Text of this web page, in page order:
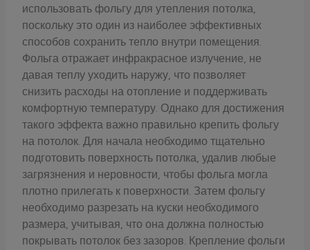
использовать фольгу для утепления потолка,
поскольку это один из наиболее эффективных
способов сохранить тепло внутри помещения.
Фольга отражает инфракрасное излучение, не
давая теплу уходить наружу, что позволяет
снизить расходы на отопление и поддерживать
комфортную температуру. Однако для достижения
такого эффекта важно правильно крепить фольгу
на потолок. Для начала необходимо тщательно
подготовить поверхность потолка, удалив любые
загрязнения и неровности, чтобы фольга могла
плотно прилегать к поверхности. Затем фольгу
необходимо разрезать на куски необходимого
размера, учитывая, что она должна полностью
покрывать потолок без зазоров. Крепление фольги